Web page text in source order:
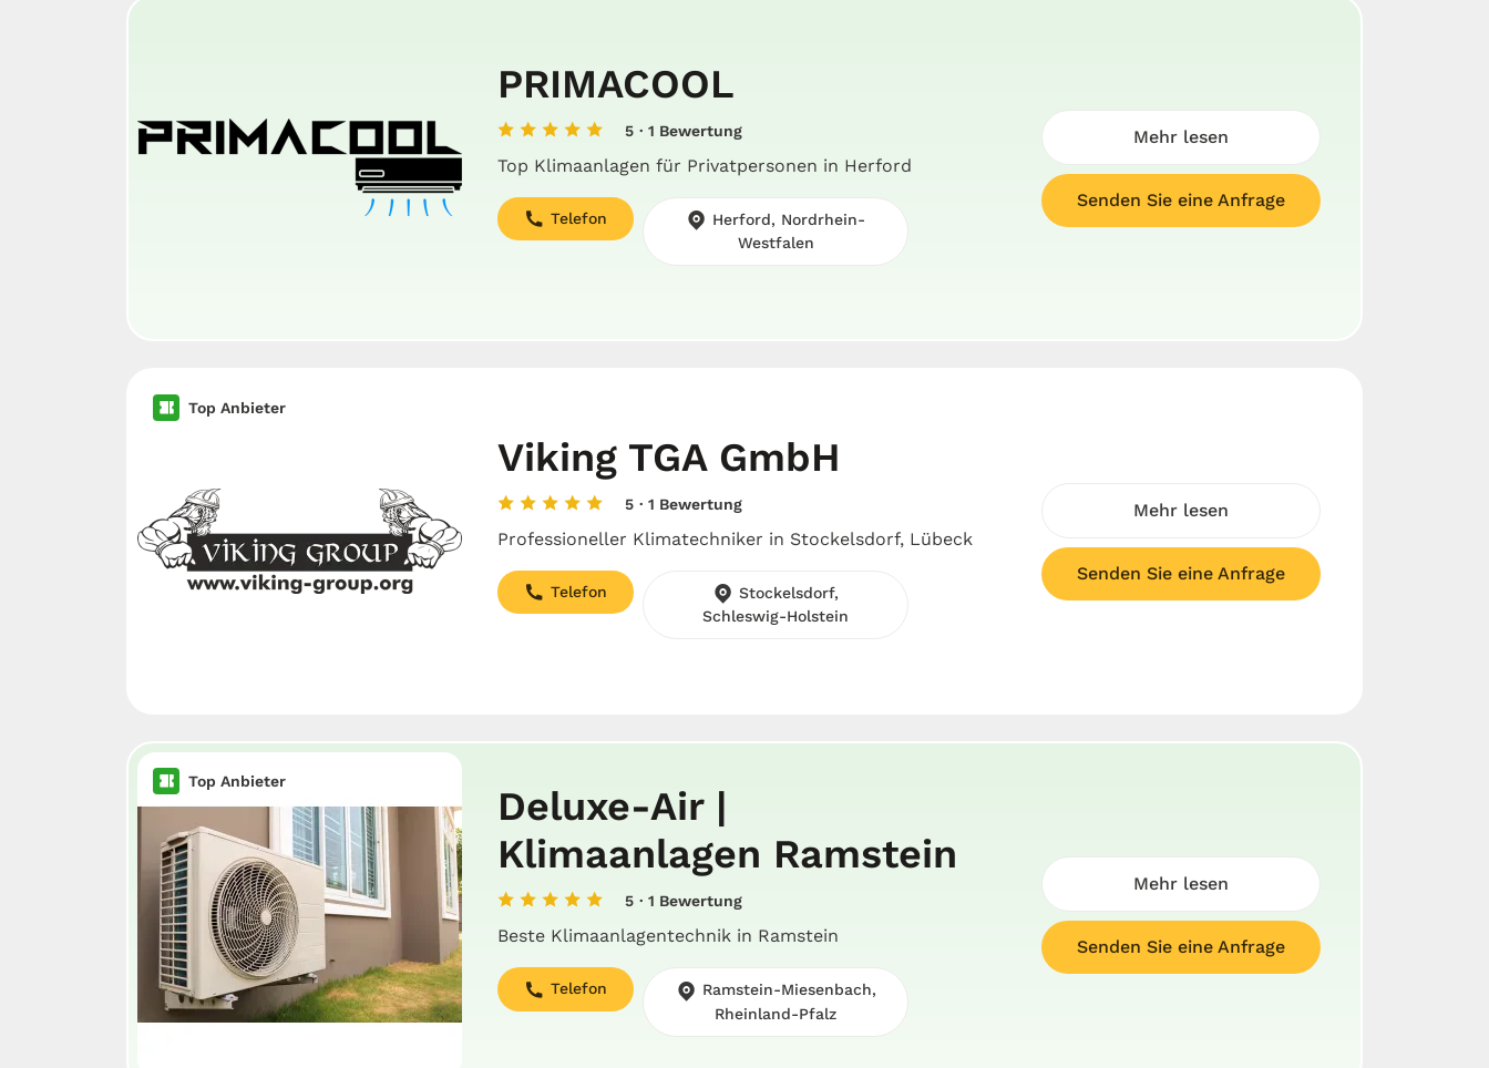
PRIMACOOL
5 · 1 Bewertung
Top Klimaanlagen für Privatpersonen in Herford
Telefon
Herford, Nordrhein-
Westfalen
Mehr lesen
Senden Sie eine Anfrage
Top Anbieter
Viking TGA GmbH
5 · 1 Bewertung
Professioneller Klimatechniker in Stockelsdorf, Lübeck
Telefon
Stockelsdorf,
Schleswig-Holstein
Mehr lesen
Senden Sie eine Anfrage
Top Anbieter
Deluxe-Air |
Klimaanlagen Ramstein
5 · 1 Bewertung
Beste Klimaanlagentechnik in Ramstein
Telefon
Ramstein-Miesenbach,
Rheinland-Pfalz
Mehr lesen
Senden Sie eine Anfrage